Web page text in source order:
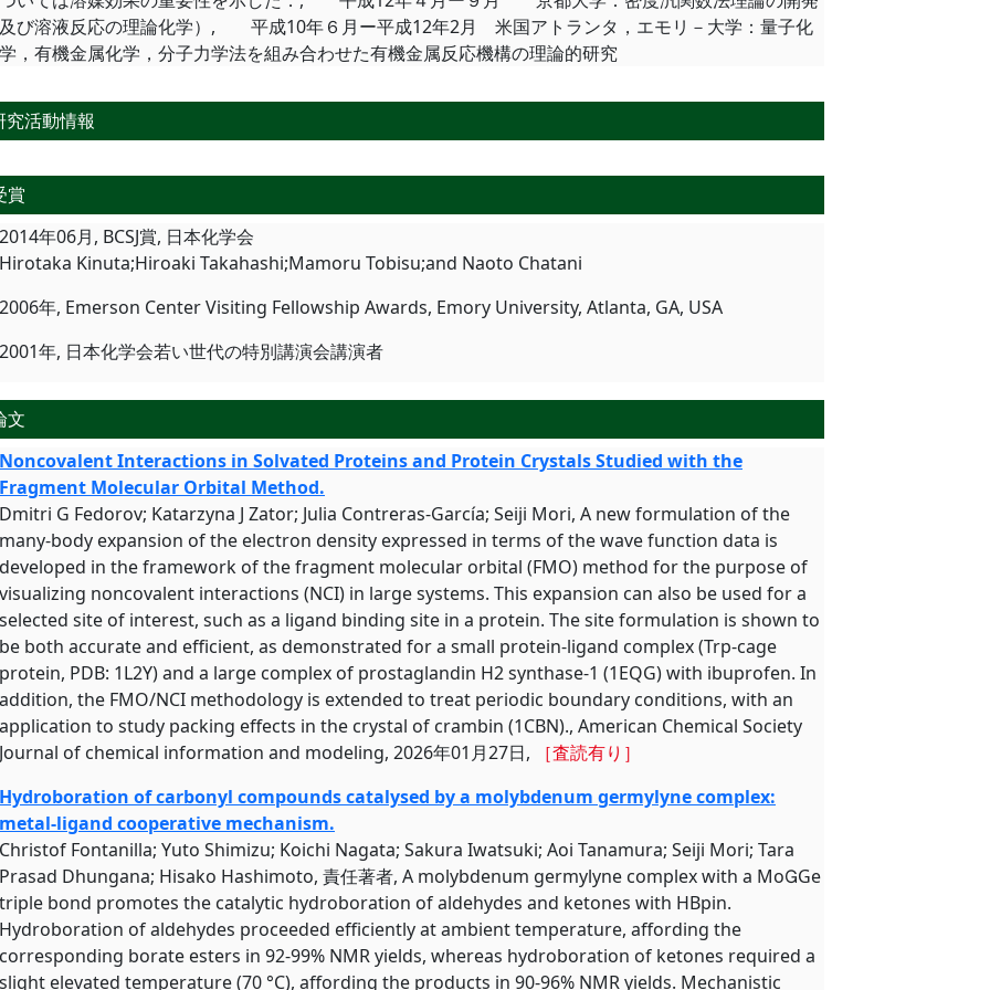
及び溶液反応の理論化学）, 平成10年６月ー平成12年2月 米国アトランタ，エモリ－大学：量子化
学，有機金属化学，分子力学法を組み合わせた有機金属反応機構の理論的研究
活動情報
賞
2014年06月, BCSJ賞, 日本化学会
Hirotaka Kinuta;Hiroaki Takahashi;Mamoru Tobisu;and Naoto Chatani
2006年, Emerson Center Visiting Fellowship Awards, Emory University, Atlanta, GA, USA
2001年, 日本化学会若い世代の特別講演会講演者
文
Noncovalent Interactions in Solvated Proteins and Protein Crystals Studied with the
Fragment Molecular Orbital Method.
Dmitri G Fedorov; Katarzyna J Zator; Julia Contreras-García; Seiji Mori, A new formulation of the
many-body expansion of the electron density expressed in terms of the wave function data is
developed in the framework of the fragment molecular orbital (FMO) method for the purpose of
visualizing noncovalent interactions (NCI) in large systems. This expansion can also be used for a
selected site of interest, such as a ligand binding site in a protein. The site formulation is shown to
be both accurate and efficient, as demonstrated for a small protein-ligand complex (Trp-cage
protein, PDB: 1L2Y) and a large complex of prostaglandin H2 synthase-1 (1EQG) with ibuprofen. In
addition, the FMO/NCI methodology is extended to treat periodic boundary conditions, with an
application to study packing effects in the crystal of crambin (1CBN)., American Chemical Society
Journal of chemical information and modeling, 2026年01月27日,
［査読有り］
Hydroboration of carbonyl compounds catalysed by a molybdenum germylyne complex:
metal-ligand cooperative mechanism.
Christof Fontanilla; Yuto Shimizu; Koichi Nagata; Sakura Iwatsuki; Aoi Tanamura; Seiji Mori; Tara
Prasad Dhungana; Hisako Hashimoto, 責任著者, A molybdenum germylyne complex with a MoGe
triple bond promotes the catalytic hydroboration of aldehydes and ketones with HBpin.
Hydroboration of aldehydes proceeded efficiently at ambient temperature, affording the
corresponding borate esters in 92-99% NMR yields, whereas hydroboration of ketones required a
slight elevated temperature (70 °C), affording the products in 90-96% NMR yields. Mechanistic